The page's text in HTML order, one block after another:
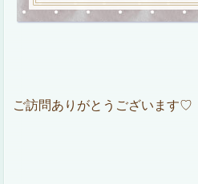
ご訪問ありがとうございます♡